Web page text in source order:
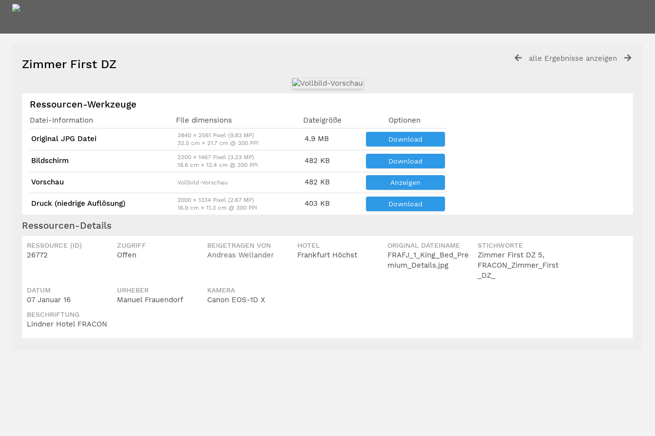
alle Ergebnisse anzeigen
Zimmer First DZ
Ressourcen-Werkzeuge
Datei-Information File dimensions Dateigröße Optionen
Original JPG Datei
3840 × 2561 Pixel (9.83 MP)
32.5 cm × 21.7 cm @ 300 PPI
4.9 MB Download
Bildschirm
2200 × 1467 Pixel (3.23 MP)
18.6 cm × 12.4 cm @ 300 PPI
482 KB Download
Vorschau Vollbild-Vorschau 482 KB Anzeigen
Druck (niedrige Auflösung)
2000 × 1334 Pixel (2.67 MP)
16.9 cm × 11.3 cm @ 300 PPI
403 KB Download
Ressourcen-Details
RESSOURCE (ID)
26772
ZUGRIFF
Offen
BEIGETRAGEN VON
Andreas Wellander
HOTEL
Frankfurt Höchst
ORIGINAL DATEINAME
FRAFJ_1_King_Bed_Pre
mium_Details.jpg
STICHWORTE
Zimmer First DZ 5,
FRACON_Zimmer_First
_DZ_
DATUM
07 Januar 16
URHEBER
Manuel Frauendorf
KAMERA
Canon EOS-1D X
BESCHRIFTUNG
Lindner Hotel FRACON